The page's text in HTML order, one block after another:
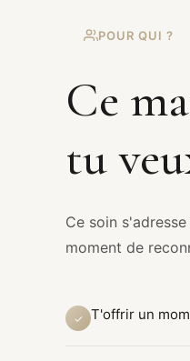
POUR QUI ?
Ce
tu
Ce soin
moment de
✓ T'offrir un